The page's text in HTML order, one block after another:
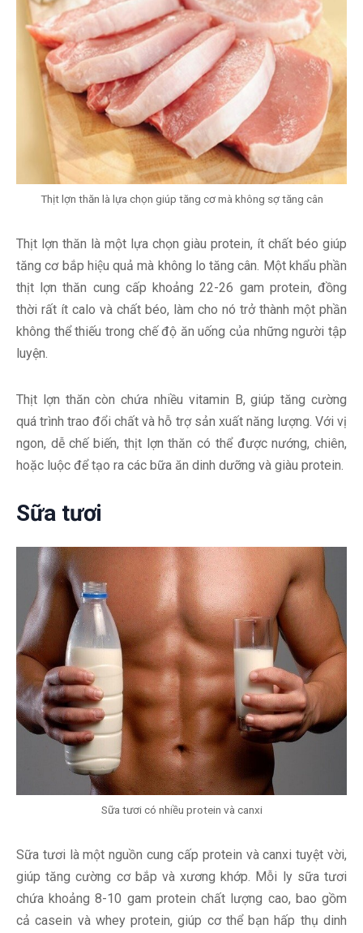
Thịt lợn thăn là lựa chọn giúp tăng cơ mà không sợ tăng cân
Thịt lợn thăn là một lựa chọn giàu protein, ít chất béo giúp
tăng cơ bắp hiệu quả mà không lo tăng cân. Một khẩu phần
thịt lợn thăn cung cấp khoảng 22-26 gam protein, đồng
thời rất ít calo và chất béo, làm cho nó trở thành một phần
không thể thiếu trong chế độ ăn uống của những người tập
luyện.
Thịt lợn thăn còn chứa nhiều vitamin B, giúp tăng cường
quá trình trao đổi chất và hỗ trợ sản xuất năng lượng. Với vị
ngon, dễ chế biến, thịt lợn thăn có thể được nướng, chiên,
hoặc luộc để tạo ra các bữa ăn dinh dưỡng và giàu protein.
Sữa tươi
Sữa tươi có nhiều protein và canxi
Sữa tươi là một nguồn cung cấp protein và canxi tuyệt vời,
giúp tăng cường cơ bắp và xương khớp. Mỗi ly sữa tươi
chứa khoảng 8-10 gam protein chất lượng cao, bao gồm
cả casein và whey protein, giúp cơ thể bạn hấp thụ dinh